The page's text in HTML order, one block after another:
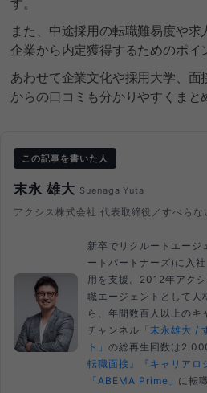
す。
また、中途採用の転職難易度や求
企業から内定獲得するためのポイ
あわせて企業文化や採用大学、面
からの口コミも分かりやすくまと
この記事を書いた人
末永 雄大 Suenaga Yuta
アクシス株式会社 代表取締役／すべら
新卒でリクルートエージ
ートパートナーズ)に入
用を支援。2012年アク
職エージェントとして人
ら、年間数百人以上の
チャンネル 「末永雄大 /
ト」 の総再生回数は
転職面接』
『キャリアロ
「ABEMA Prime」 に転